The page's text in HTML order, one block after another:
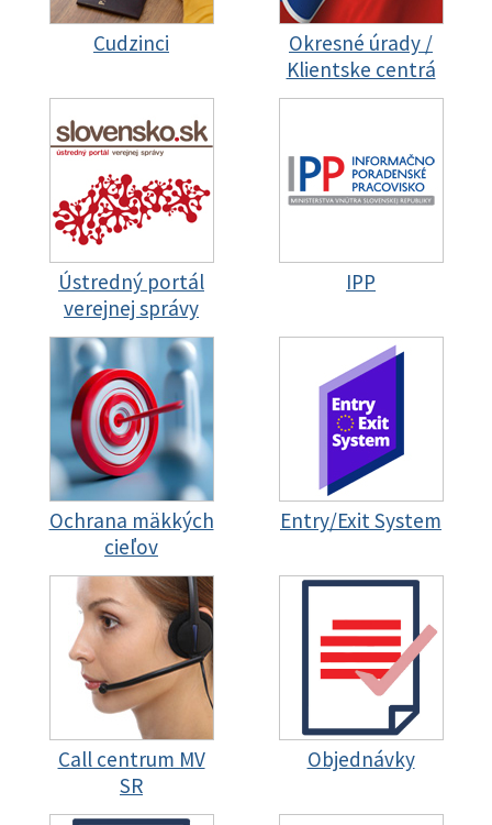
Cudzinci
Okresné úrady /
Klientske centrá
Ústredný portál
verejnej správy
IPP
Ochrana mäkkých
cieľov
Entry/Exit System
Call centrum MV
SR
Objednávky